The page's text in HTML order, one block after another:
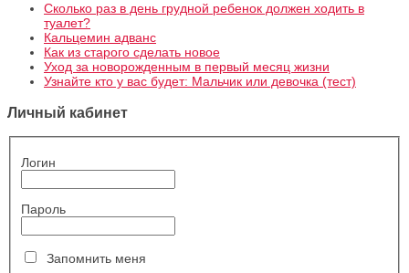
Сколько раз в день грудной ребенок должен ходить в
туалет?
Кальцемин адванс
Как из старого сделать новое
Уход за новорожденным в первый месяц жизни
Узнайте кто у вас будет: Мальчик или девочка (тест)
Личный кабинет
Логин
Пароль
Запомнить меня